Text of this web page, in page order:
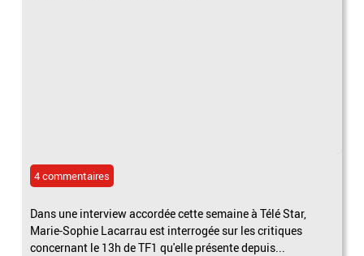
4 commentaires
Dans une interview accordée cette semaine à Télé Star,
Marie-Sophie Lacarrau est interrogée sur les critiques
concernant le 13h de TF1 qu'elle présente depuis...